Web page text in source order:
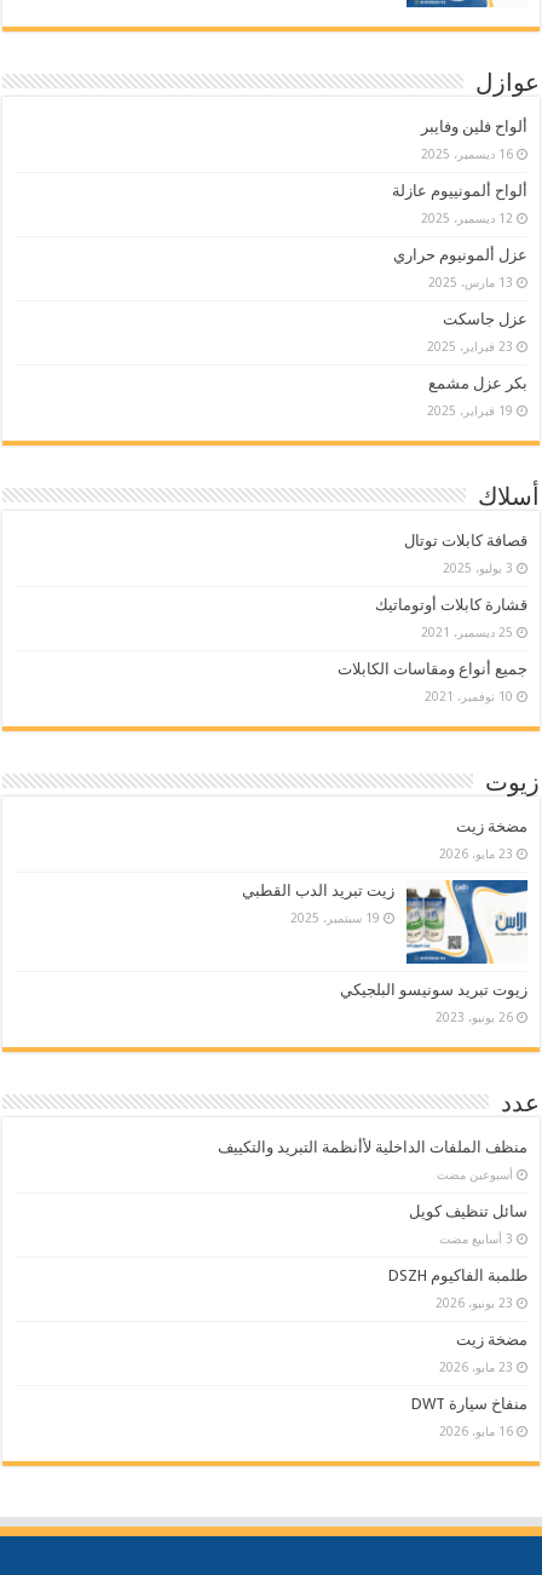
عوازل
ألواح فلين وفايبر
16 ديسمبر، 2025
ألواح ألمونييوم عازلة
12 ديسمبر، 2025
عزل ألمونيوم حراري
13 مارس، 2025
عزل جاسكت
23 فبراير، 2025
بكر عزل مشمع
19 فبراير، 2025
أسلاك
قصافة كابلات توتال
3 يوليو، 2025
قشارة كابلات أوتوماتيك
25 ديسمبر، 2021
جميع أنواع ومقاسات الكابلات
10 نوفمبر، 2021
زيوت
مضخة زيت
23 مايو، 2026
زيت تبريد الدب القطبي
19 سبتمبر، 2025
زيوت تبريد سونيسو البلجيكي
26 يونيو، 2023
عدد
منظف الملفات الداخلية لأأنظمة التبريد والتكييف
‏أسبوعين مضت
سائل تنظيف كويل
طلمبة الفاكيوم DSZH
23 يونيو، 2026
مضخة زيت
23 مايو، 2026
منفاخ سيارة DWT
16 مايو، 2026